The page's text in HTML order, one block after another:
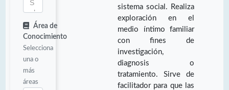
Área de
Conocimiento
Selecciona
una o
más
áreas
sistema social. Realiza
exploración en el
medio íntimo familiar
con fines de
investigación,
diagnosis o
tratamiento. Sirve de
facilitador para que las